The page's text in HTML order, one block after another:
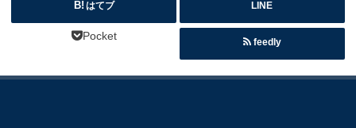
はてブ LINE
Pocket feedly